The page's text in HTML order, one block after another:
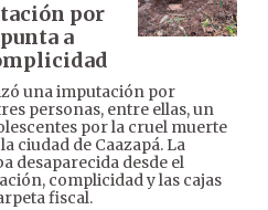
por
a
una imputación por
personas, entre ellas, un
por la cruel muerte
ciudad de Caazapá. La
desaparecida desde el
complicidad y las cajas
fiscal.